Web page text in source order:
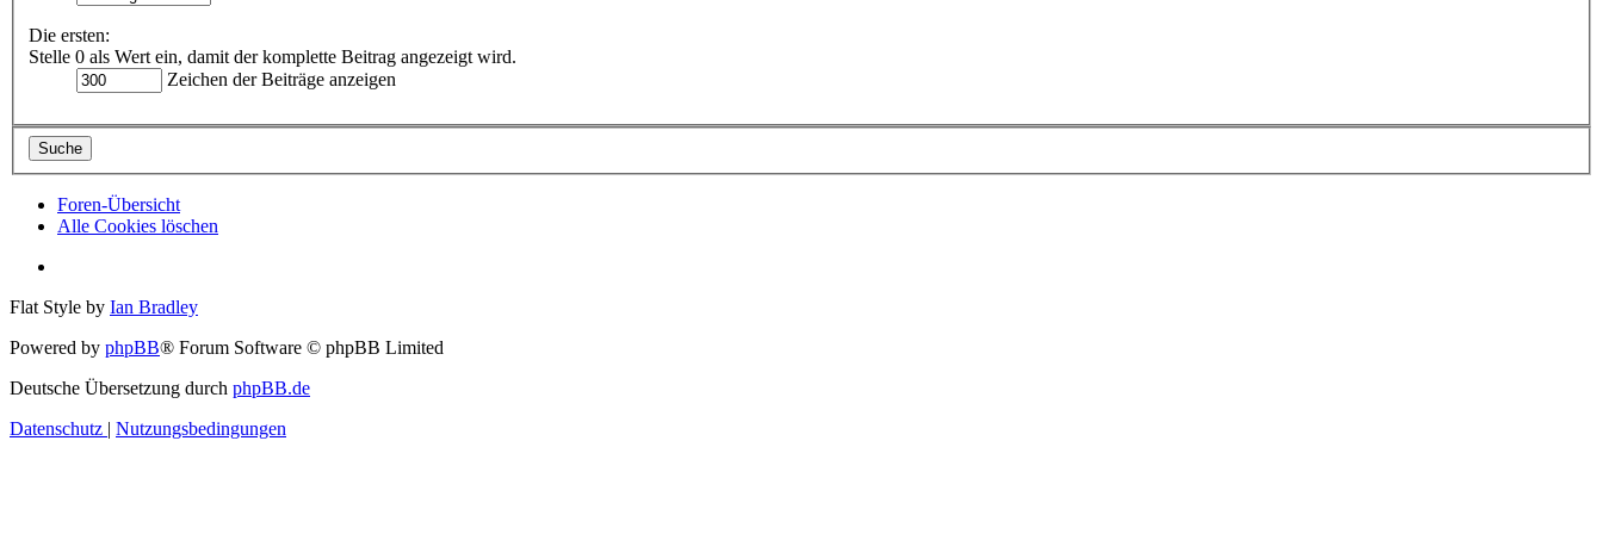
Die ersten:
Stelle 0 als Wert ein, damit der komplette Beitrag angezeigt wird.
Zeichen der Beiträge anzeigen
Foren-Übersicht
Alle Cookies löschen
Flat Style by Ian Bradley
Powered by phpBB® Forum Software © phpBB Limited
Deutsche Übersetzung durch phpBB.de
Datenschutz | Nutzungsbedingungen